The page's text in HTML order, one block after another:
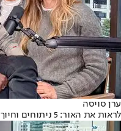
ערן סויסה
לראות את האור: 5 ניתוחים וחיוך